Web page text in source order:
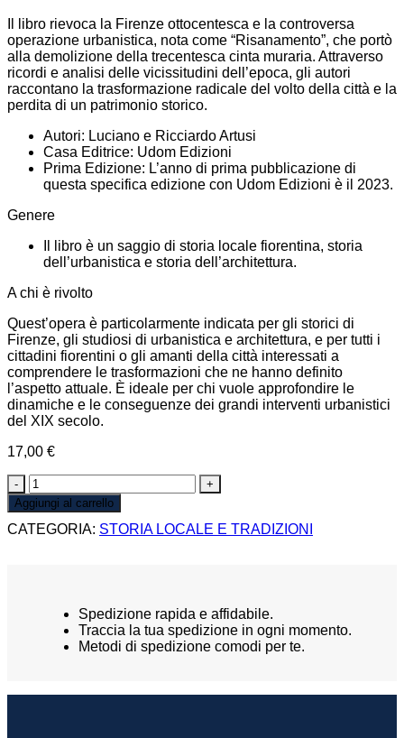
Il libro rievoca la Firenze ottocentesca e la controversa
operazione urbanistica, nota come “Risanamento”, che portò
alla demolizione della trecentesca cinta muraria. Attraverso
ricordi e analisi delle vicissitudini dell’epoca, gli autori
raccontano la trasformazione radicale del volto della città e la
perdita di un patrimonio storico.
Autori: Luciano e Ricciardo Artusi
Casa Editrice: Udom Edizioni
Prima Edizione: L’anno di prima pubblicazione di
questa specifica edizione con Udom Edizioni è il 2023.
Genere
Il libro è un saggio di storia locale fiorentina, storia
dell’urbanistica e storia dell’architettura.
A chi è rivolto
Quest’opera è particolarmente indicata per gli storici di
Firenze, gli studiosi di urbanistica e architettura, e per tutti i
cittadini fiorentini o gli amanti della città interessati a
comprendere le trasformazioni che ne hanno definito
l’aspetto attuale. È ideale per chi vuole approfondire le
dinamiche e le conseguenze dei grandi interventi urbanistici
del XIX secolo.
17,00 €
C’ERA
UNA
VOLTA
FIRENZE
Aggiungi al carrello
CATEGORIA: STORIA LOCALE E TRADIZIONI
Spedizione rapida e affidabile.
Traccia la tua spedizione in ogni momento.
Metodi di spedizione comodi per te.